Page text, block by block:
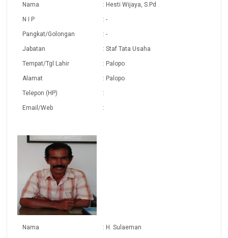
Nama : Hesti Wijaya, S.Pd
N I P : -
Pangkat/Golongan : -
Jabatan : Staf Tata Usaha
Tempat/Tgl Lahir : Palopo
Alamat : Palopo
Telepon (HP) :
Email/Web :
Nama : H. Sulaeman